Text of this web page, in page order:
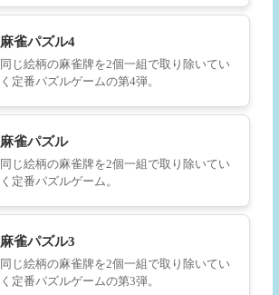
麻雀パズル4
同じ絵柄の麻雀牌を2個一組で取り除いてい
く定番パズルゲームの第4弾。
麻雀パズル
同じ絵柄の麻雀牌を2個一組で取り除いてい
く定番パズルゲーム。
麻雀パズル3
同じ絵柄の麻雀牌を2個一組で取り除いてい
く定番パズルゲームの第3弾。